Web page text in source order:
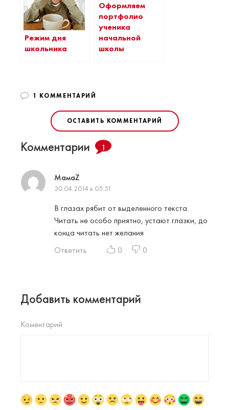
Режим дня
школьника
Оформляем
портфолио
ученика
начальной
школы
1 КОММЕНТАРИЙ
ОСТАВИТЬ КОММЕНТАРИЙ
Комментарии 1
МамаZ
30.04.2014 в 05:51
В глазах рябит от выделенного текста.
Читать не особо приятно, устают глазки, до
конца читать нет желания
Ответить
0 0
Добавить комментарий
Коментарий